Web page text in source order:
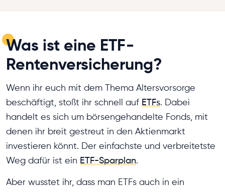
Was ist eine ETF-
Rentenversicherung?
Wenn ihr euch mit dem Thema Altersvorsorge
beschäftigt, stoßt ihr schnell auf ETFs. Dabei
handelt es sich um börsengehandelte Fonds, mit
denen ihr breit gestreut in den Aktienmarkt
investieren könnt. Der einfachste und verbreitetste
Weg dafür ist ein ETF-Sparplan.
Aber wusstet ihr, dass man ETFs auch in ein